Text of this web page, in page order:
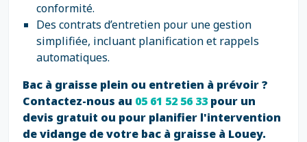
conformité.
Des contrats d’entretien pour une gestion
simplifiée, incluant planification et rappels
automatiques.
Bac à graisse plein ou entretien à prévoir ?
Contactez-nous au 05 61 52 56 33 pour un
devis gratuit ou pour planifier l'intervention
de vidange de votre bac à graisse à Louey.